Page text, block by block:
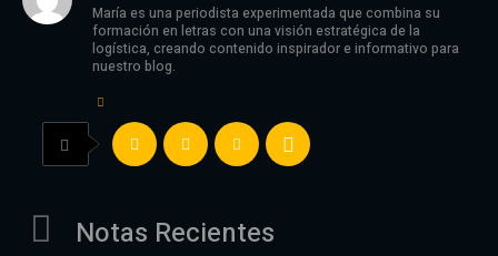
María es una periodista experimentada que combina su
formación en letras con una visión estratégica de la
logística, creando contenido inspirador e informativo para
nuestro blog.
Notas Recientes